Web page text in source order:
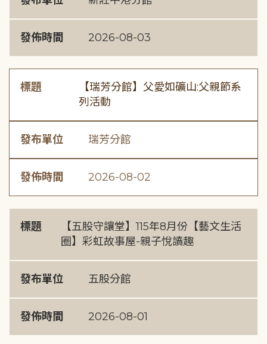
發佈時間 2026-08-03
標題
【瑞芳分館】父愛如礦山:父親節系
列活動
發布單位 瑞芳分館
發佈時間 2026-08-02
標題
【五股守讓堂】115年8月份【藝文生活
圈】彩虹故事屋-親子悅讀趣
發布單位 五股分館
發佈時間 2026-08-01